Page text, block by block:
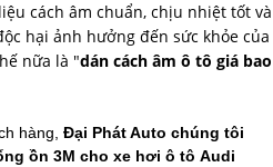
cách âm chuẩn, chịu nhiệt tốt và
hại ảnh hưởng đến sức khỏe của
nữa là "dán cách âm ô tô giá bao
hàng, Đại Phát Auto chúng tôi
ồn 3M cho xe hơi ô tô Audi